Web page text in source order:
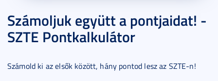
Számoljuk együtt a pontjaidat! -
SZTE Pontkalkulátor
Számold ki az elsők között, hány pontod lesz az SZTE-n!